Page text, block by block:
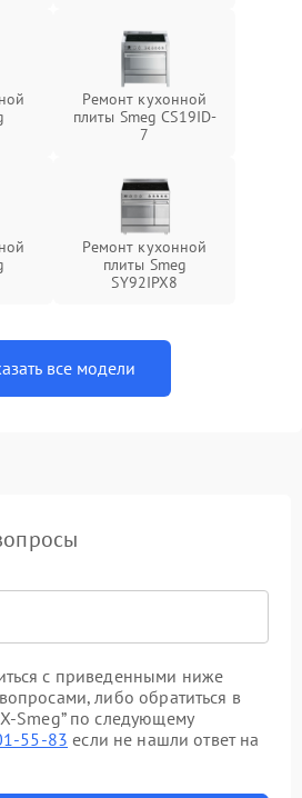
Ремонт кухонной
плиты Smeg CS19ID-
7
Ремонт кухонной
плиты Smeg
SY92IPX8
все модели
с приведенными ниже
либо обратиться в
Smeg” по следующему
55-83 если не нашли ответ на